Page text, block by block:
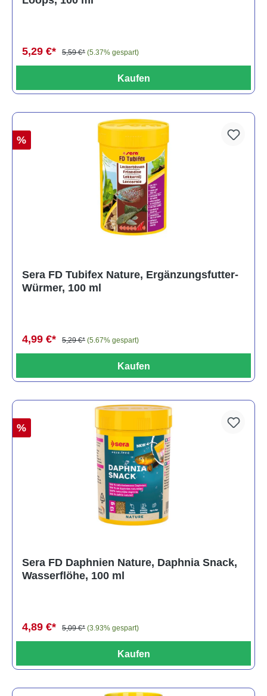
5,29 €* 5,59 €* (5.37% gespart)
Kaufen
%
Sera FD Tubifex Nature, Ergänzungsfutter-
Würmer, 100 ml
4,99 €* 5,29 €* (5.67% gespart)
Kaufen
%
Sera FD Daphnien Nature, Daphnia Snack,
Wasserflöhe, 100 ml
4,89 €* 5,09 €* (3.93% gespart)
Kaufen